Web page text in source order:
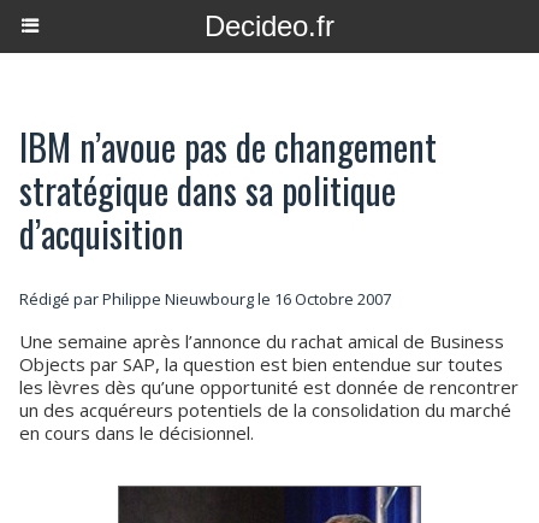
Decideo.fr
IBM n’avoue pas de changement
stratégique dans sa politique
d’acquisition
Rédigé parPhilippe Nieuwbourgle 16 Octobre 2007
Une semaine après l’annonce du rachat amical de Business
Objects par SAP, la question est bien entendue sur toutes
les lèvres dès qu’une opportunité est donnée de rencontrer
un des acquéreurs potentiels de la consolidation du marché
en cours dans le décisionnel.